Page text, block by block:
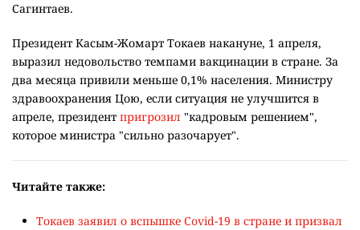
Сагинтаев.
Президент Касым-Жомарт Токаев накануне, 1 апреля,
выразил недовольство темпами вакцинации в стране. За
два месяца привили меньше 0,1% населения. Министру
здравоохранения Цою, если ситуация не улучшится в
апреле, президент пригрозил "кадровым решением",
которое министра "сильно разочарует".
Читайте также:
Токаев заявил о вспышке Covid-19 в стране и призвал